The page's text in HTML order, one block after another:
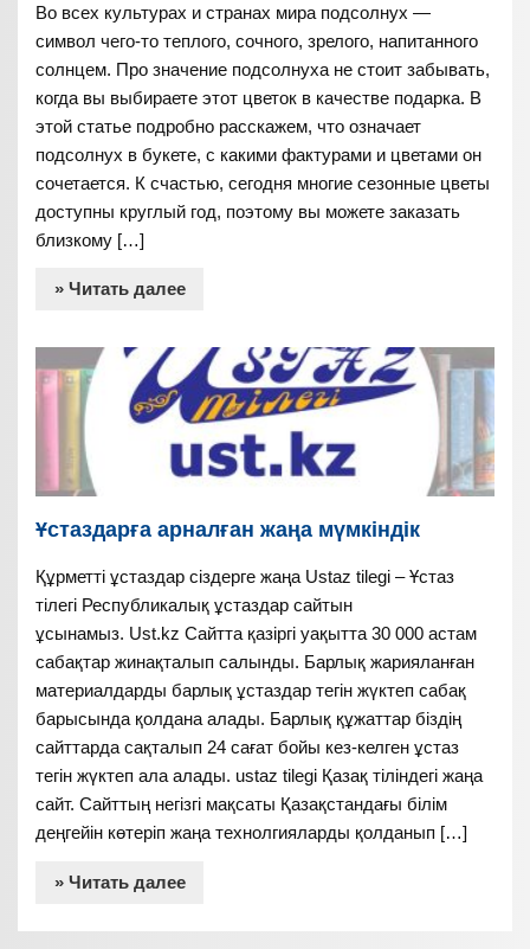
Во всех культурах и странах мира подсолнух —
символ чего-то теплого, сочного, зрелого, напитанного
солнцем. Про значение подсолнуха не стоит забывать,
когда вы выбираете этот цветок в качестве подарка. В
этой статье подробно расскажем, что означает
подсолнух в букете, с какими фактурами и цветами он
сочетается. К счастью, сегодня многие сезонные цветы
доступны круглый год, поэтому вы можете заказать
близкому […]
» Читать далее
Ұстаздарға арналған жаңа мүмкіндік
Құрметті ұстаздар сіздерге жаңа Ustaz tilegi – Ұстаз
тілегі Республикалық ұстаздар сайтын
ұсынамыз. Ust.kz Сайтта қазіргі уақытта 30 000 астам
сабақтар жинақталып салынды. Барлық жарияланған
материалдарды барлық ұстаздар тегін жүктеп сабақ
барысында қолдана алады. Барлық құжаттар біздің
сайттарда сақталып 24 сағат бойы кез-келген ұстаз
тегін жүктеп ала алады. ustaz tilegi Қазақ тіліндегі жаңа
сайт. Сайттың негізгі мақсаты Қазақстандағы білім
деңгейін көтеріп жаңа технолгияларды қолданып […]
» Читать далее